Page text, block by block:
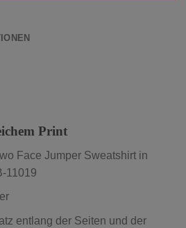
Print
Face Jumper Sweatshirt in
entlang der Seiten und der